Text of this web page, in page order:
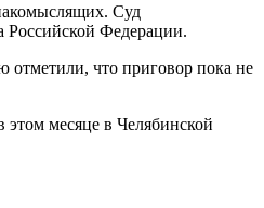
Суд
Российской Федерации.
отметили, что приговор пока не
этом месяце в Челябинской